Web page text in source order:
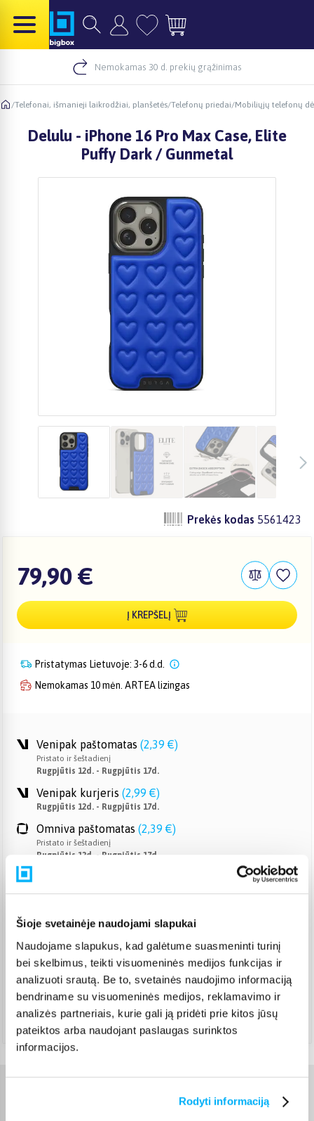
Šioje svetainėje naudojami slapukai
Naudojame slapukus, kad galėtume suasmeninti turinį
bei skelbimus, teikti visuomeninės medijos funkcijas ir
analizuoti srautą. Be to, svetainės naudojimo informaciją
bendriname su visuomeninės medijos, reklamavimo ir
analizės partneriais, kurie gali ją pridėti prie kitos jūsų
pateiktos arba naudojant paslaugas surinktos
informacijos.
Rodyti informaciją
Nemokamas 30 d. prekių grąžinimas
/Telefonai, išmanieji laikrodžiai, planšetės/Telefonų priedai/Mobiliųjų telefonų
Delulu - iPhone 16 Pro Max Case, Elite
Puffy Dark / Gunmetal
Prekės kodas 5561423
79,90 €
Į KREPŠELĮ
Pristatymas Lietuvoje: 3-6 d.d.
Nemokamas 10 mėn. ARTEA lizingas
Venipak paštomatas (2,39 €)
Pristato ir šeštadienį
Rugpjūtis 12d. - Rugpjūtis 17d.
Venipak kurjeris (2,99 €)
Rugpjūtis 12d. - Rugpjūtis 17d.
Omniva paštomatas (2,39 €)
Pristato ir šeštadienį
Rugpjūtis 12d. - Rugpjūtis 17d.
Pristato ir šeštadienį
DPD kurjeris (3,99 €)
Rugpjūtis 12d. - Rugpjūtis 17d.
DPD paštomatas (3,99 €)
Pristato ir šeštadienį
Rugpjūtis 12d. - Rugpjūtis 17d.
Atsiėmimas Veiverių g. 171, Kaunas (1,99 €)
Rugpjūtis 12d. - Rugpjūtis 17d.